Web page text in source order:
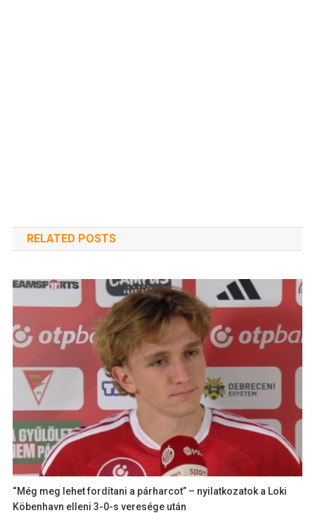
RELATED POSTS
“Még meg lehet fordítani a párharcot” – nyilatkozatok a Loki
Köbenhavn elleni 3-0-s veresége után